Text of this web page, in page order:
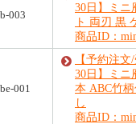
003
30日】ミニ
ト 両刃 黒
商品ID：
001
【予約注
30日】ミニ
本 ABC竹
し
商品ID：